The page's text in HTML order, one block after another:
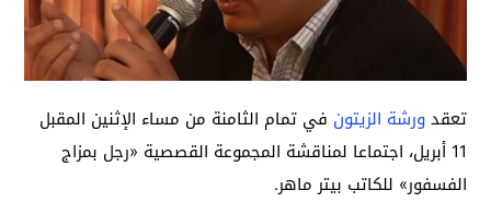
تعقدورشة الزيتون في تمام الثامنة من مساء الإثنين المقبل
11 أبريل، اجتماعا لمناقشة المجموعة القصصية «رجل بمزاج
الفسفور» للكاتب بيتر ماهر.